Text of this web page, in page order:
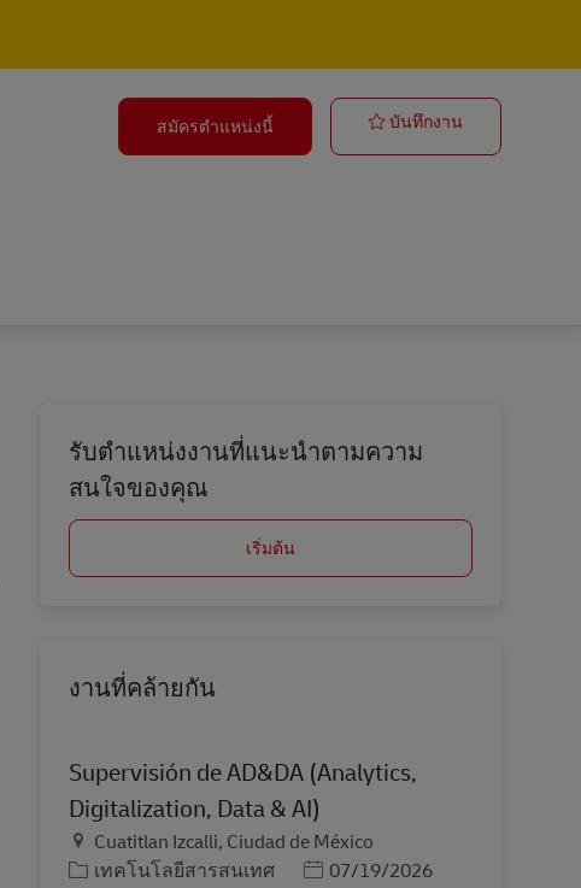
สมัครตำแหน่งนี้ บันทึกงาน
รับตำแหน่งงานที่แนะนำตามความ
สนใจของคุณ
เริ่มต้น
งานที่คล้ายกัน
Supervisión de AD&DA (Analytics,
Digitalization, Data & AI)
สถานที่
Cuatitlan Izcalli, Ciudad de México
หมวดหมู่
เทคโนโลยีสารสนเทศ Posted Date
07/19/2026